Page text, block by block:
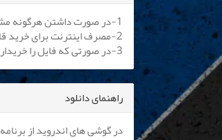
1-در صورت داشتن هرگونه مشکلی، لطفا با پشتیبانی آنلاین یا
2-مصرف اینترنت برای خرید قانونی از سرورهای IR نیم بها می باشد. کلیه اپراتورها موظف به اعمال هستند.
3-در صورتی که فایل را خریداری کرده اید لطفا ابتدا وارد سایت شوید تا بتوانید فایل را دانلود نمایید
راهنمای دانلود
در گوشی های اندروید از برنامه adm جهت دانلود فیلم استفاده کنید (